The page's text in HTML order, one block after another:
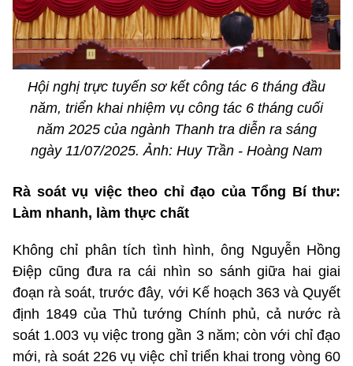
Hội nghị trực tuyến sơ kết công tác 6 tháng đầu
năm, triển khai nhiệm vụ công tác 6 tháng cuối
năm 2025 của ngành Thanh tra diễn ra sáng
ngày 11/07/2025. Ảnh: Huy Trần - Hoàng Nam
Rà soát vụ việc theo chỉ đạo của Tổng Bí thư:
Làm nhanh, làm thực chất
Không chỉ phân tích tình hình, ông Nguyễn Hồng
Điệp cũng đưa ra cái nhìn so sánh giữa hai giai
đoạn rà soát, trước đây, với Kế hoạch 363 và Quyết
định 1849 của Thủ tướng Chính phủ, cả nước rà
soát 1.003 vụ việc trong gần 3 năm; còn với chỉ đạo
mới, rà soát 226 vụ việc chỉ triển khai trong vòng 60